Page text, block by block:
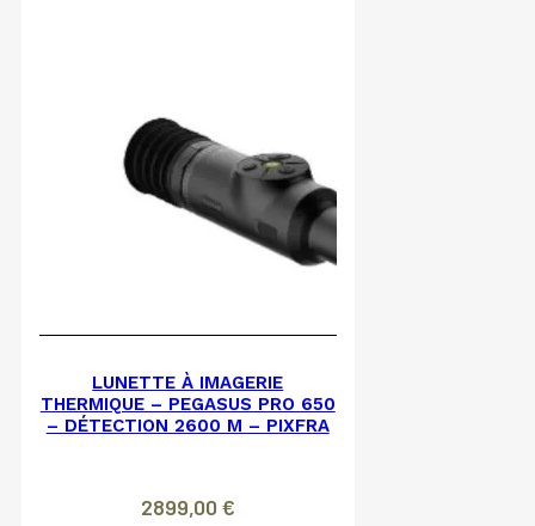
LUNETTE À IMAGERIE
THERMIQUE – PEGASUS PRO 650
– DÉTECTION 2600 M – PIXFRA
2899,00 €